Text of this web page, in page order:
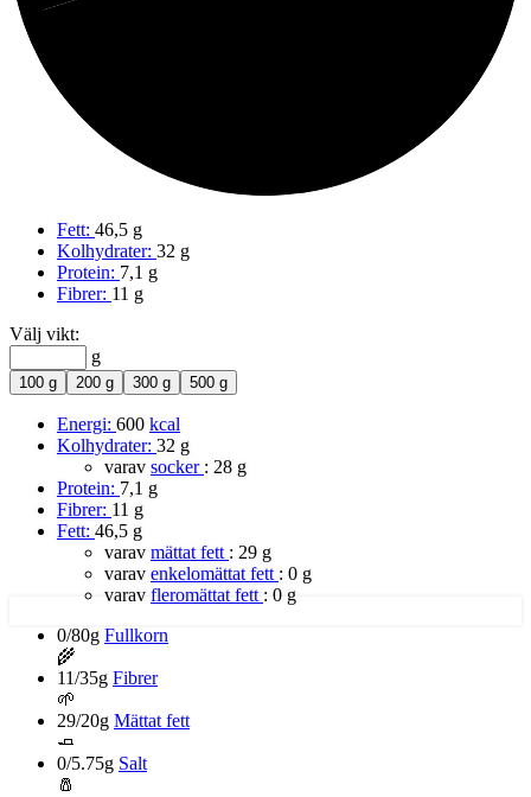
Fett: 46,5 g
Kolhydrater: 32 g
Protein: 7,1 g
Fibrer: 11 g
Välj vikt:
g
100 g 200 g 300 g 500 g
Energi: 600 kcal
Kolhydrater: 32 g
varav socker : 28 g
Protein: 7,1 g
Fibrer: 11 g
Fett: 46,5 g
varav mättat fett : 29 g
varav enkelomättat fett : 0 g
varav fleromättat fett : 0 g
0/80g Fullkorn
🌾
11/35g Fibrer
🌱
29/20g Mättat fett
🧈
0/5.75g Salt
🧂